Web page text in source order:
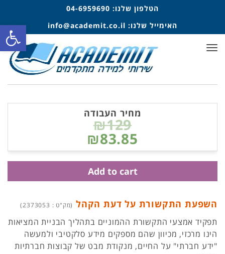
פתח
הטלפון שלנו: 04-6959690
האימייל שלנו: info@academit.co.il
תפריט
השפעת התקשורת על דעת הקהל (מק"ט : 2373053)
תפקיד אמצעי התקשורת ההמוניים בתהליך הבניית המציאות
הינו מרכזי, מכיוון שהם מספקים מידע סלקטיבי ולמעשה
"ידע חברתי" על החיים, מנקודת מבט של קבוצות חברתיות
מחיר העבודה
₪129
₪83.85
Add to cart